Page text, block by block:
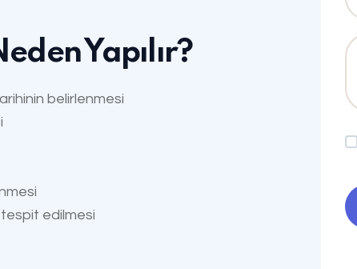
Yapılır?
belirlenmesi
edilmesi